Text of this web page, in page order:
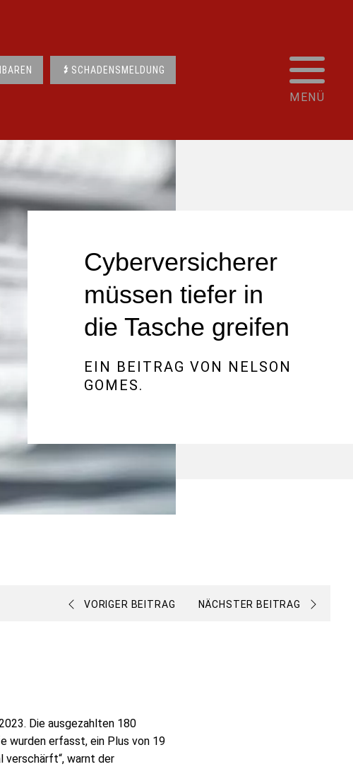
SCHADENSMELDUNG
Cyberversicherer
müssen tiefer in
die Tasche greifen
EIN BEITRAG VON NELSON
GOMES.
VORIGER BEITRAG NÄCHSTER BEITRAG
Die ausgezahlten 180
wurden erfasst, ein Plus von 19
verschärft“, warnt der